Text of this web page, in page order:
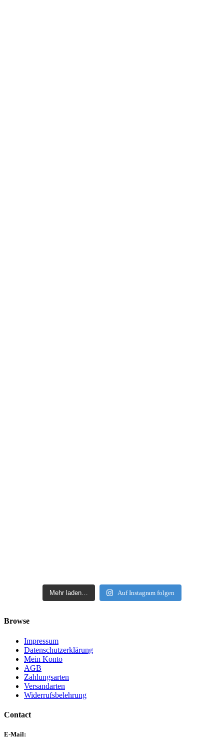
Mehr laden… Auf Instagram folgen
Browse
Impressum
Datenschutzerklärung
Mein Konto
AGB
Zahlungsarten
Versandarten
Widerrufsbelehrung
Contact
E-Mail: